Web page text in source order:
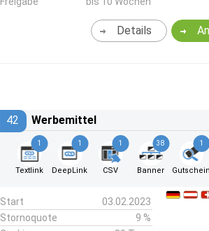
Details
42 Werbemittel
1
Textlink
1
DeepLink
1
CSV
38
Banner
1
Gutschein
Start
03.02.2023
Stornoquote
9 %